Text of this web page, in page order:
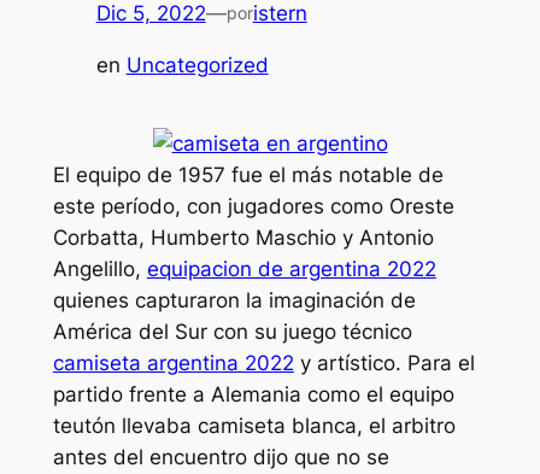
Dic 5, 2022—poristern
en Uncategorized
El equipo de 1957 fue el más notable de
este período, con jugadores como Oreste
Corbatta, Humberto Maschio y Antonio
Angelillo, equipacion de argentina 2022
quienes capturaron la imaginación de
América del Sur con su juego técnico
camiseta argentina 2022 y artístico. Para el
partido frente a Alemania como el equipo
teutón llevaba camiseta blanca, el arbitro
antes del encuentro dijo que no se